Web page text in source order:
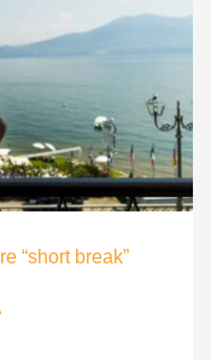
“short break”